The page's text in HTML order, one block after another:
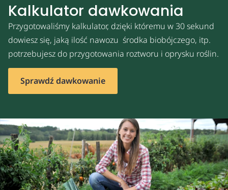
Kalkulator dawkowania
Przygotowaliśmy kalkulator, dzięki któremu w 30 sekund
dowiesz się, jaką ilość nawozu środka biobójczego, itp.
potrzebujesz do przygotowania roztworu i oprysku roślin.
Sprawdź dawkowanie